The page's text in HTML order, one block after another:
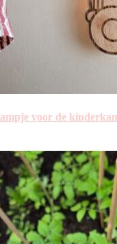
voor de